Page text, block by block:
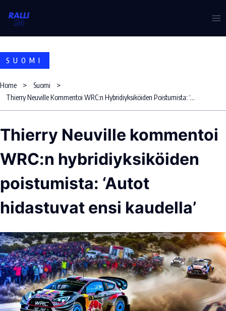
SUOMI
Home
Suomi
Thierry Neuville Kommentoi WRC:n Hybridiyksiköiden Poistumista: ‘Autot Hidastuvat Ensi Kaudella’
Thierry Neuville kommentoi
WRC:n hybridiyksiköiden
poistumista: ‘Autot
hidastuvat ensi kaudella’